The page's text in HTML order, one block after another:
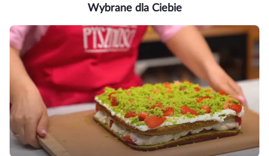
Wybrane dla Ciebie